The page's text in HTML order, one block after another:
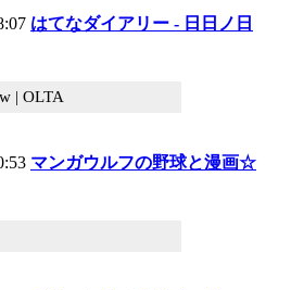
はてなダイアリー - 日日ノ日
| OLTA
マンガウルフの野球と漫画☆